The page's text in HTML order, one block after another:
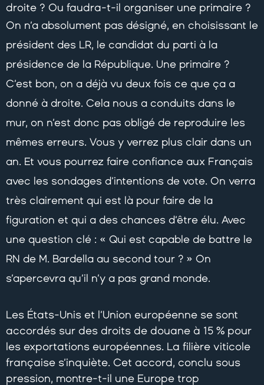
droite ? Ou faudra-t-il organiser une primaire ?
On n’a absolument pas désigné, en choisissant le
président des LR, le candidat du parti à la
présidence de la République. Une primaire ?
C’est bon, on a déjà vu deux fois ce que ça a
donné à droite. Cela nous a conduits dans le
mur, on n’est donc pas obligé de reproduire les
mêmes erreurs. Vous y verrez plus clair dans un
an. Et vous pourrez faire confiance aux Français
avec les sondages d’intentions de vote. On verra
très clairement qui est là pour faire de la
figuration et qui a des chances d’être élu. Avec
une question clé : « Qui est capable de battre le
RN de M. Bardella au second tour ? » On
s’apercevra qu’il n’y a pas grand monde.
Les États-Unis et l’Union européenne se sont
accordés sur des droits de douane à 15 % pour
les exportations européennes. La filière viticole
française s’inquiète. Cet accord, conclu sous
pression, montre-t-il une Europe trop